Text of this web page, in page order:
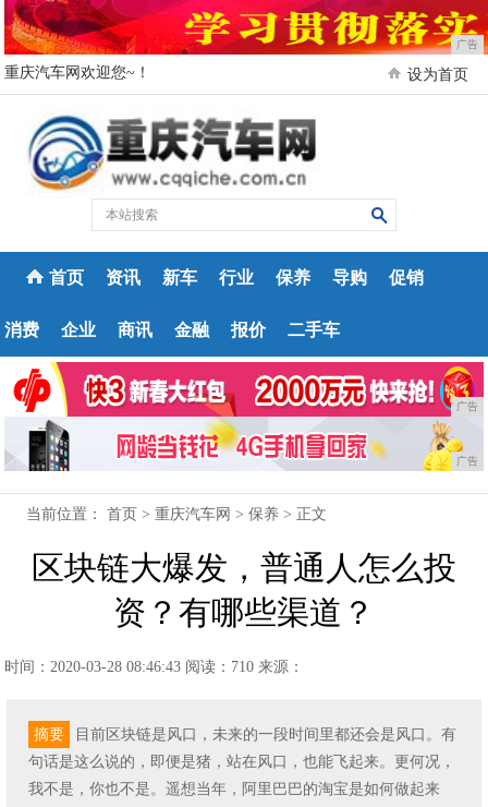
广告
重庆汽车网欢迎您~！ 设为首页
首页 资讯 新车 行业 保养 导购 促销
消费 企业 商讯 金融 报价 二手车
广告
广告
当前位置：首页 >重庆汽车网 >保养 > 正文
区块链大爆发，普通人怎么投
资？有哪些渠道？
时间：2020-03-28 08:46:43 阅读：710 来源：
摘要
目前区块链是风口，未来的一段时间里都还会是风口。有
句话是这么说的，即便是猪，站在风口，也能飞起来。更何况，
我不是，你也不是。遥想当年，阿里巴巴的淘宝是如何做起来